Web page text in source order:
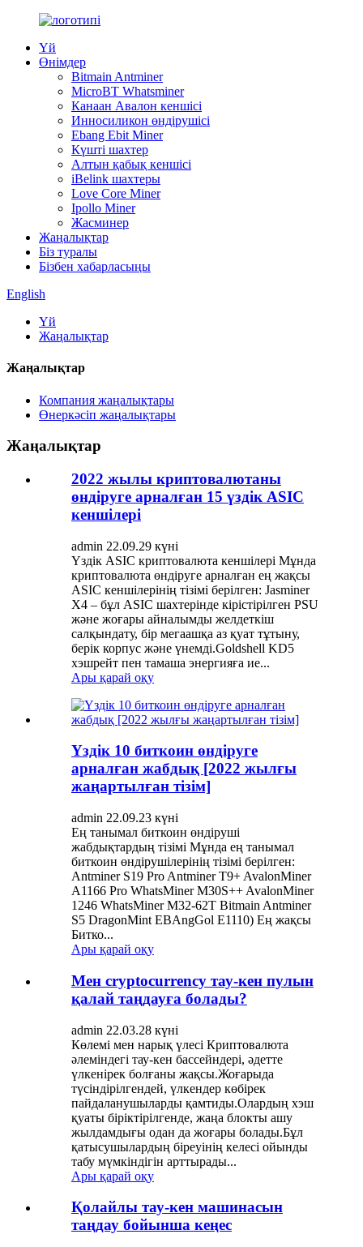
Үй
Өнімдер
Bitmain Antminer
MicroBT Whatsminer
Канаан Авалон кеншісі
Инносиликон өндірушісі
Ebang Ebit Miner
Күшті шахтер
Алтын қабық кеншісі
iBelink шахтеры
Love Core Miner
Ipollo Miner
Жасминер
Жаңалықтар
Біз туралы
Бізбен хабарласыңы
English
Үй
Жаңалықтар
Жаңалықтар
Компания жаңалықтары
Өнеркәсіп жаңалықтары
Жаңалықтар
2022 жылы криптовалютаны
өндіруге арналған 15 үздік ASIC
кеншілері
admin 22.09.29 күні
Үздік ASIC криптовалюта кеншілері Мұнда
криптовалюта өндіруге арналған ең жақсы
ASIC кеншілерінің тізімі берілген: Jasminer
X4 – бұл ASIC шахтерінде кірістірілген PSU
және жоғары айналымды желдеткіш
салқындату, бір мегаашқа аз қуат тұтыну,
берік корпус және үнемді.Goldshell KD5
хэшрейт пен тамаша энергияға ие...
Ары қарай оқу
Үздік 10 биткоин өндіруге
арналған жабдық [2022 жылғы
жаңартылған тізім]
admin 22.09.23 күні
Ең танымал биткоин өндіруші
жабдықтардың тізімі Мұнда ең танымал
биткоин өндірушілерінің тізімі берілген:
Antminer S19 Pro Antminer T9+ AvalonMiner
A1166 Pro WhatsMiner M30S++ AvalonMiner
1246 WhatsMiner M32-62T Bitmain Antminer
S5 DragonMint EBAngGol E1110) Ең жақсы
Битко...
Ары қарай оқу
Мен cryptocurrency тау-кен пулын
қалай таңдауға болады?
admin 22.03.28 күні
Көлемі мен нарық үлесі Криптовалюта
әлеміндегі тау-кен бассейндері, әдетте
үлкенірек болғаны жақсы.Жоғарыда
түсіндірілгендей, үлкендер көбірек
пайдаланушыларды қамтиды.Олардың хэш
қуаты біріктірілгенде, жаңа блокты ашу
жылдамдығы одан да жоғары болады.Бұл
қатысушылардың біреуінің келесі ойынды
табу мүмкіндігін арттырады...
Ары қарай оқу
Қолайлы тау-кен машинасын
таңдау бойынша кеңес